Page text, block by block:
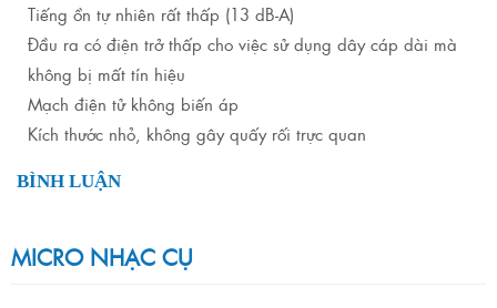
Tiếng ồn tự nhiên rất thấp (13 dB-A)
Đầu ra có điện trở thấp cho việc sử dụng dây cáp dài mà
không bị mất tín hiệu
Mạch điện tử không biến áp
Kích thước nhỏ, không gây quấy rối trực quan
BÌNH LUẬN
MICRO NHẠC CỤ